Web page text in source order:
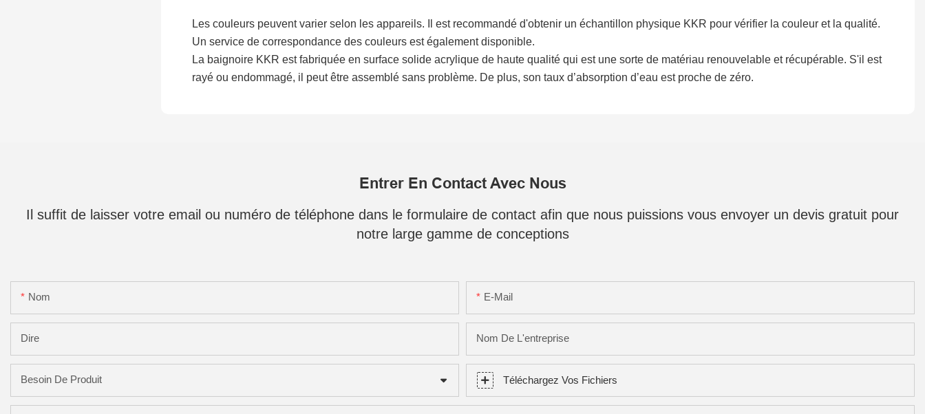
Les couleurs peuvent varier selon les appareils. Il est recommandé d'obtenir un échantillon physique KKR pour vérifier la couleur et la qualité.
Un service de correspondance des couleurs est également disponible.
La baignoire KKR est fabriquée en surface solide acrylique de haute qualité qui est une sorte de matériau renouvelable et récupérable. S'il est
rayé ou endommagé, il peut être assemblé sans problème. De plus, son taux d’absorption d’eau est proche de zéro.
Entrer En Contact Avec Nous
Il suffit de laisser votre email ou numéro de téléphone dans le formulaire de contact afin que nous puissions vous envoyer un devis gratuit pour
notre large gamme de conceptions
Nom E-Mail
Dire Nom De L'entreprise
Besoin De Produit Téléchargez Vos Fichiers